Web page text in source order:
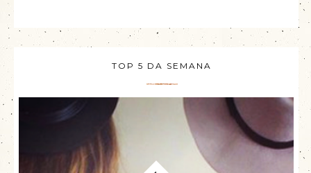
TOP 5 DA SEMANA